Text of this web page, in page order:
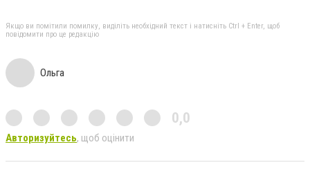
Якщо ви помітили помилку, виділіть необхідний текст і натисніть Ctrl + Enter, щоб
повідомити про це редакцію
Ольга
0,0
Авторизуйтесь, щоб оцінити